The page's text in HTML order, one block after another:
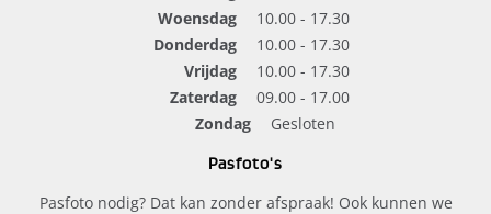
Woensdag
10.00 - 17.30
Donderdag
10.00 - 17.30
Vrijdag
10.00 - 17.30
Zaterdag
09.00 - 17.00
Zondag
Gesloten
Pasfoto's
Pasfoto nodig? Dat kan zonder afspraak! Ook kunnen we